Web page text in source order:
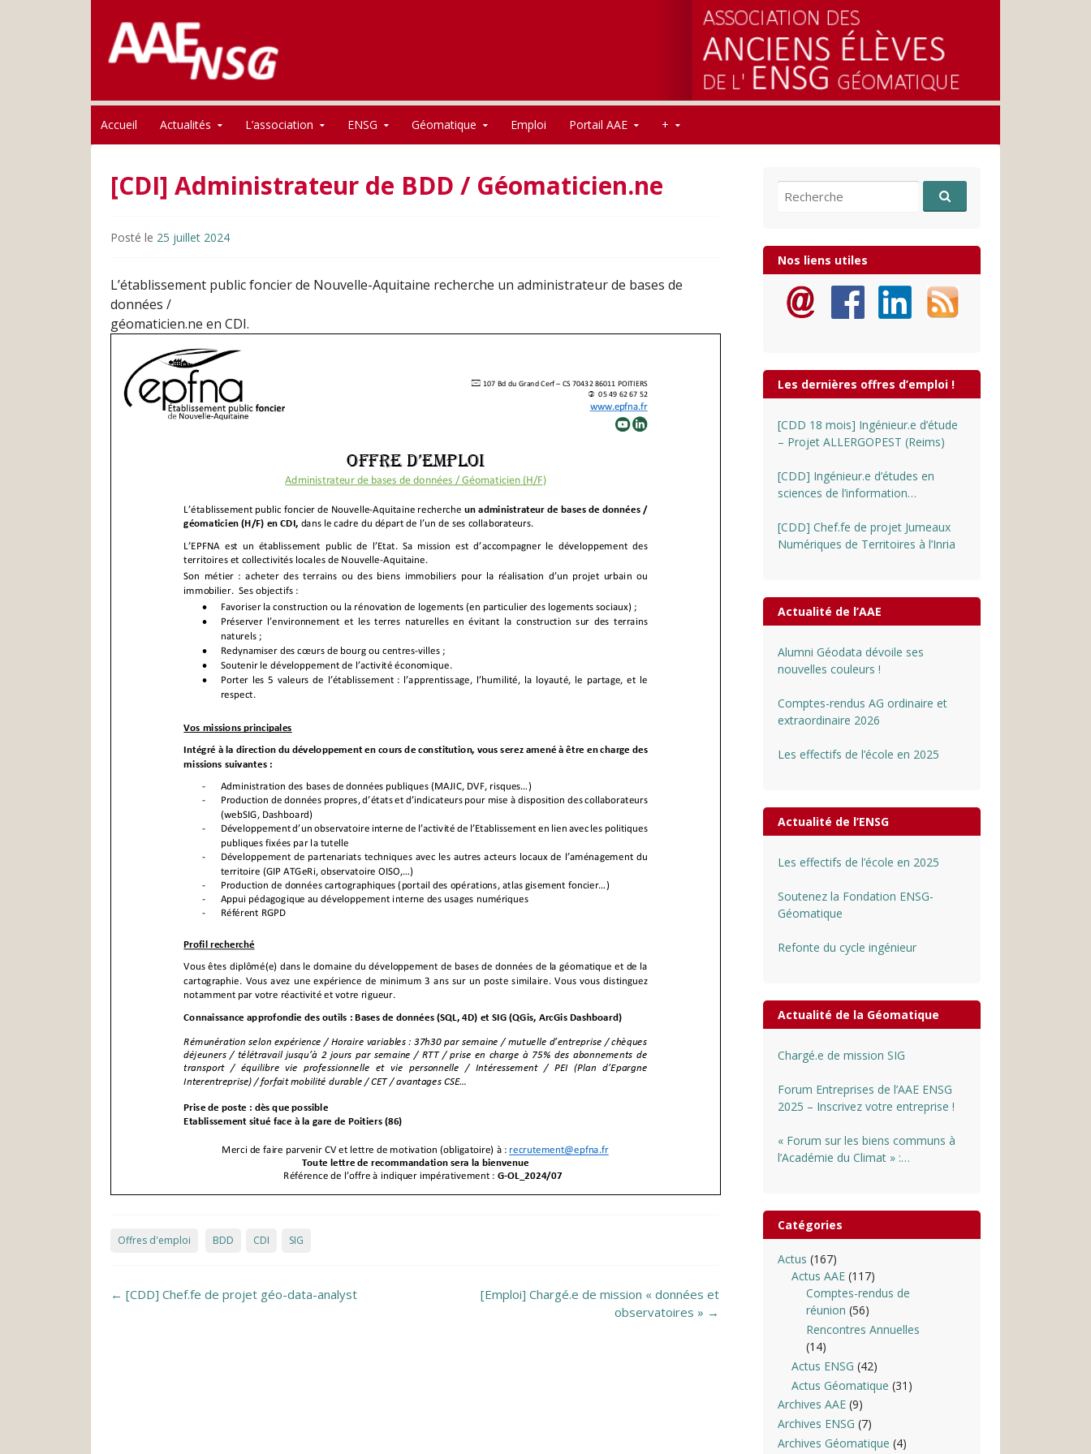
AAE-ENSG
Accueil Actualités L’association ENSG Géomatique Emploi Portail AAE +
[CDI] Administrateur de BDD / Géomaticien.ne
Posté le 25 juillet 2024
L’établissement public foncier de Nouvelle-Aquitaine recherche un administrateur de bases de
données /
géomaticien.ne en CDI.
Offres d'emploi BDD CDI SIG
Post navigation
← [CDD] Chef.fe de projet géo-data-analyst
[Emploi] Chargé.e de mission « données et
observatoires » →
Recherche pour:
Nos liens utiles
Les dernières offres d’emploi !
[CDD 18 mois] Ingénieur.e d’étude
– Projet ALLERGOPEST (Reims)
[CDD] Ingénieur.e d’études en
sciences de l’information
[CDD] Chef.fe de projet Jumeaux
Numériques de Territoires à l’Inria
Actualité de l’AAE
Alumni Géodata dévoile ses
nouvelles couleurs !
Comptes-rendus AG ordinaire et
extraordinaire 2026
Les effectifs de l’école en 2025
Actualité de l’ENSG
Les effectifs de l’école en 2025
Soutenez la Fondation ENSG-
Géomatique
Refonte du cycle ingénieur
Actualité de la Géomatique
Chargé.e de mission SIG
Forum Entreprises de l’AAE ENSG
2025 – Inscrivez votre entreprise !
« Forum sur les biens communs à
l’Académie du Climat » :
Catégories
Actus (167)
Actus AAE (117)
Comptes-rendus de
réunion (56)
Rencontres Annuelles
(14)
Actus ENSG (42)
Actus Géomatique (31)
Archives AAE(9)
Archives ENSG (7)
Archives Géomatique (4)